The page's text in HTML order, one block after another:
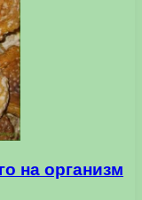
на организм